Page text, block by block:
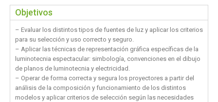
Objetivos
– Evaluar los distintos tipos de fuentes de luz y aplicar los criterios
para su selección y uso correcto y seguro.
– Aplicar las técnicas de representación gráfica específicas de la
luminotecnia espectacular: simbología, convenciones en el dibujo
de planos de luminotecnia y electricidad.
– Operar de forma correcta y segura los proyectores a partir del
análisis de la composición y funcionamiento de los distintos
modelos y aplicar criterios de selección según las necesidades